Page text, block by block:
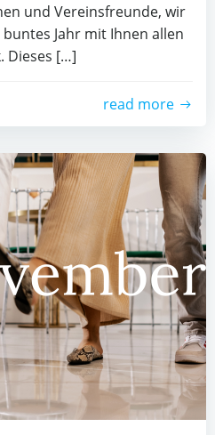
und Vereinsfreunde, wir
Jahr mit Ihnen allen
Dieses […]
read more